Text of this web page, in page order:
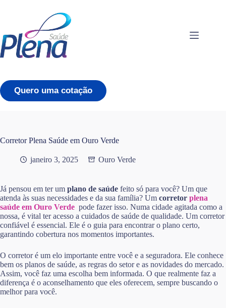
conteúdo
Quero uma cotação
Corretor Plena Saúde em Ouro Verde
janeiro 3, 2025 Ouro Verde
Já pensou em ter um plano de saúde feito só para você? Um que
atenda às suas necessidades e da sua família? Um corretor plena
saúde em Ouro Verde pode fazer isso. Numa cidade agitada como a
nossa, é vital ter acesso a cuidados de saúde de qualidade. Um corretor
confiável é essencial. Ele é o guia para encontrar o plano certo,
garantindo cobertura nos momentos importantes.
O corretor é um elo importante entre você e a seguradora. Ele conhece
bem os planos de saúde, as regras do setor e as novidades do mercado.
Assim, você faz uma escolha bem informada. O que realmente faz a
diferença é o aconselhamento que eles oferecem, sempre buscando o
melhor para você.